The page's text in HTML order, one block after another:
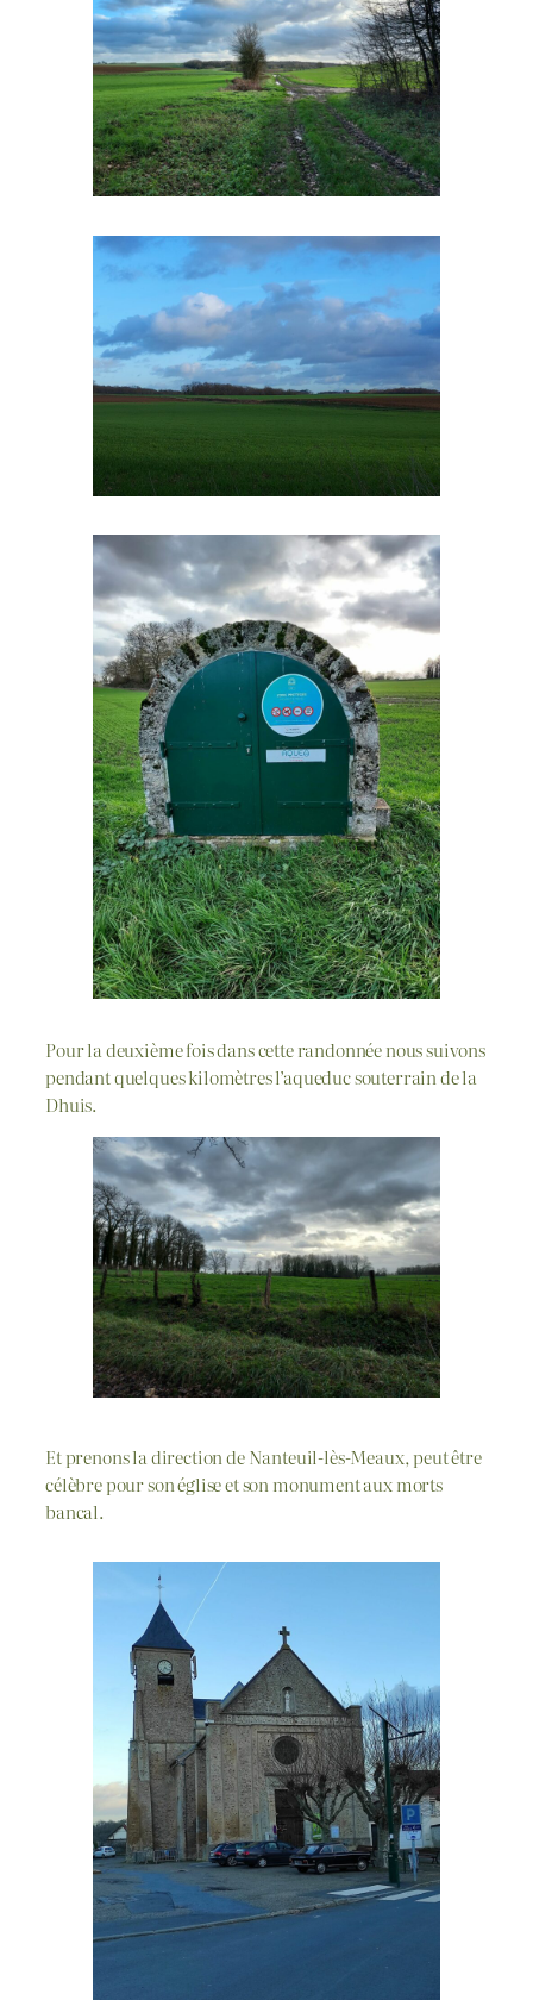
Pour la deuxième fois dans cette randonnée nous suivons
pendant quelques kilomètres l’aqueduc souterrain de la
Dhuis.
Et prenons la direction de Nanteuil-lès-Meaux, peut être
célèbre pour son église et son monument aux morts
bancal.